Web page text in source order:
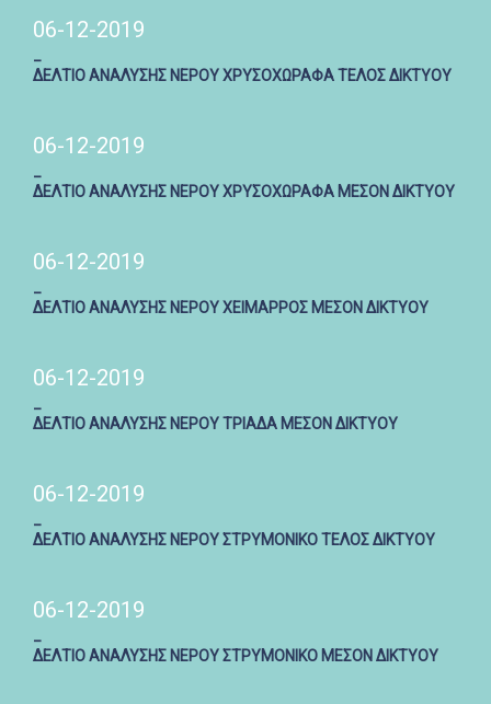
06-12-2019
ΔΕΛΤΙΟ ΑΝΑΛΥΣΗΣ ΝΕΡΟΥ ΧΡΥΣΟΧΩΡΑΦΑ ΤΕΛΟΣ ΔΙΚΤΥΟΥ
06-12-2019
ΔΕΛΤΙΟ ΑΝΑΛΥΣΗΣ ΝΕΡΟΥ ΧΡΥΣΟΧΩΡΑΦΑ ΜΕΣΟΝ ΔΙΚΤΥΟΥ
06-12-2019
ΔΕΛΤΙΟ ΑΝΑΛΥΣΗΣ ΝΕΡΟΥ ΧΕΙΜΑΡΡΟΣ ΜΕΣΟΝ ΔΙΚΤΥΟΥ
06-12-2019
ΔΕΛΤΙΟ ΑΝΑΛΥΣΗΣ ΝΕΡΟΥ ΤΡΙΑΔΑ ΜΕΣΟΝ ΔΙΚΤΥΟΥ
06-12-2019
ΔΕΛΤΙΟ ΑΝΑΛΥΣΗΣ ΝΕΡΟΥ ΣΤΡΥΜΟΝΙΚΟ ΤΕΛΟΣ ΔΙΚΤΥΟΥ
06-12-2019
ΔΕΛΤΙΟ ΑΝΑΛΥΣΗΣ ΝΕΡΟΥ ΣΤΡΥΜΟΝΙΚΟ ΜΕΣΟΝ ΔΙΚΤΥΟΥ